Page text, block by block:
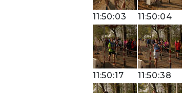
11:50:03 11:50:04
11:50:17 11:50:38